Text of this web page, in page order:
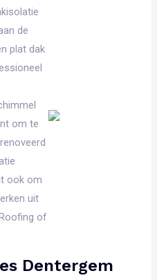
de
plat dak
om te
ook om
uit
of
Dentergem